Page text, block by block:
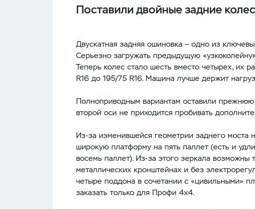
Поставили двойные задние
Двускатная задняя ошиновка — одно из
Серьезно загружать предыдущую
Теперь колес стало шесть вместо четырех, их
R16 до 195/75 R16. Машина лучше держит
Полноприводным вариантам оставили прежнюю
второй оси не приходится пробивать
Из-за изменившейся геометрии заднего моста
широкую платформу на пять паллет (есть и
восемь паллет). Из-за этого зеркала возможны
металлических кронштейнах и без
четыре поддона в сочетании с «цивильными»
заказать только для Профи 4х4.